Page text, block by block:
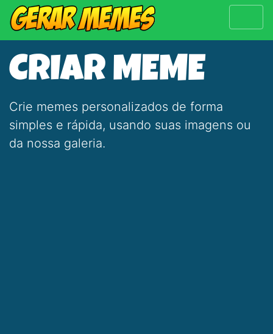
CRIAR MEME
Crie memes personalizados de forma
simples e rápida, usando suas imagens ou
da nossa galeria.